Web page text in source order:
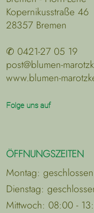
Kopernikusstraße 46
28357 Bremen
✆ 0421-27 05 19
post@blumen-
www.blumen-
Folge uns auf
ÖFFNUNGSZEITEN
Montag: geschlossen
Dienstag:
Mittwoch: 08:00 -